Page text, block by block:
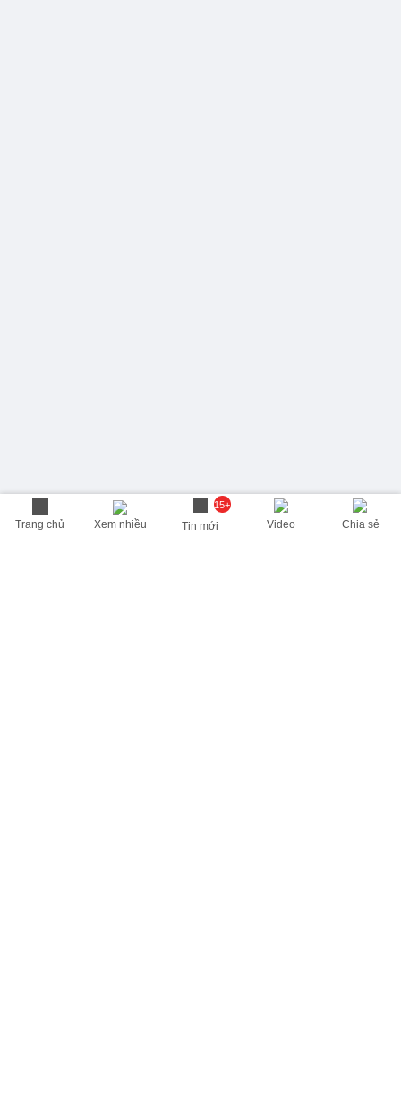
Trang chủ Xem nhiều
15+
Tin mới Video Chia sẻ